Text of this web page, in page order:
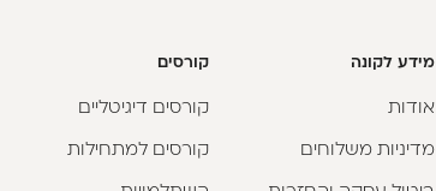
מידע לקונה
אודות
מדיניות משלוחים
קורסים
קורסים דיגיטליים
קורסים למתחילות